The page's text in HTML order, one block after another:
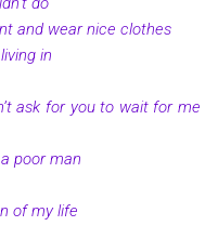
and wear nice clothes
in
ask for you to wait for me
poor man
of my life